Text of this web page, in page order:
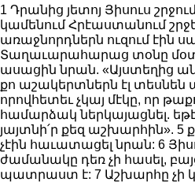
1 Դրանից յետոյ Յիսուս
կամենում Հրէաստանում
առաջնորդներն ուզում էին
Տաղաւարահարաց տօնը մօտ
ասացին նրան. «Այստեղից
քո աշակերտներն էլ տեսնեն
որովհետեւ չկայ մէկը, որ
համարձակ ներկայացնել.
յայտնի՛ր քեզ աշխարհին». 5
չէին հաւատացել նրան: 6
ժամանակը դեռ չի հասել,
պատրաստ է: 7 Աշխարհը չի